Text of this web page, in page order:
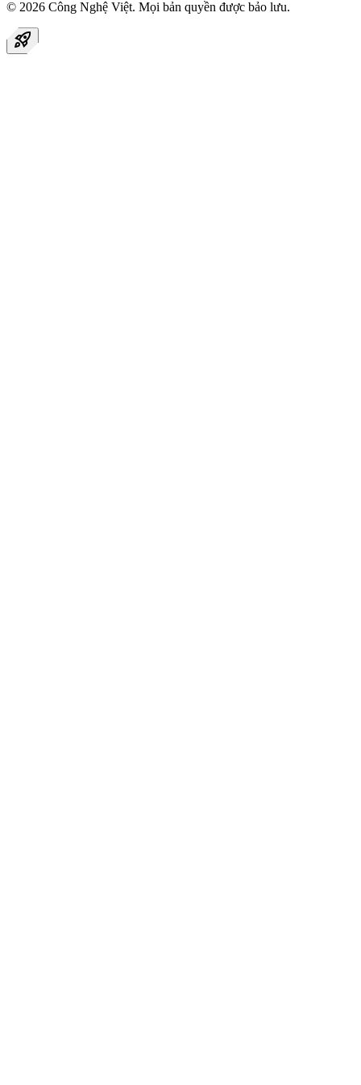
© 2026 Công Nghệ Việt. Mọi bản quyền được bảo lưu.
rocket_launch